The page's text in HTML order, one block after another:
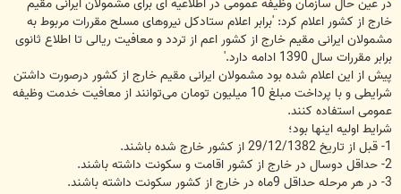
خارج از کشور اعلام کرد: 'برابر اعلام ستادکل نیروهای مسلح مقررات مربوط به
مشمولان ایرانی مقیم خارج از کشور اعم از تردد و معافیت ریالی تا اطلاع ثانوی
برابر مقررات سال 1390 ادامه دارد.'
پیش از این اعلام شده بود مشمولان ایرانی مقیم خارج از کشور درصورت داشتن
شرایطی و با پرداخت مبلغ 10 میلیون تومان می‌توانند از معافیت خدمت وظیفه
عمومی استفاده کنند.
شرایط اولیه اینها بود؛
1- قبل از تاریخ 29/12/1382 از کشور خارج شده باشند.
2- حداقل دوسال در خارج از کشور اقامت و سکونت داشته باشند.
3- در هر مرحله حداقل 9ماه در خارج از کشور سکونت داشته باشند.